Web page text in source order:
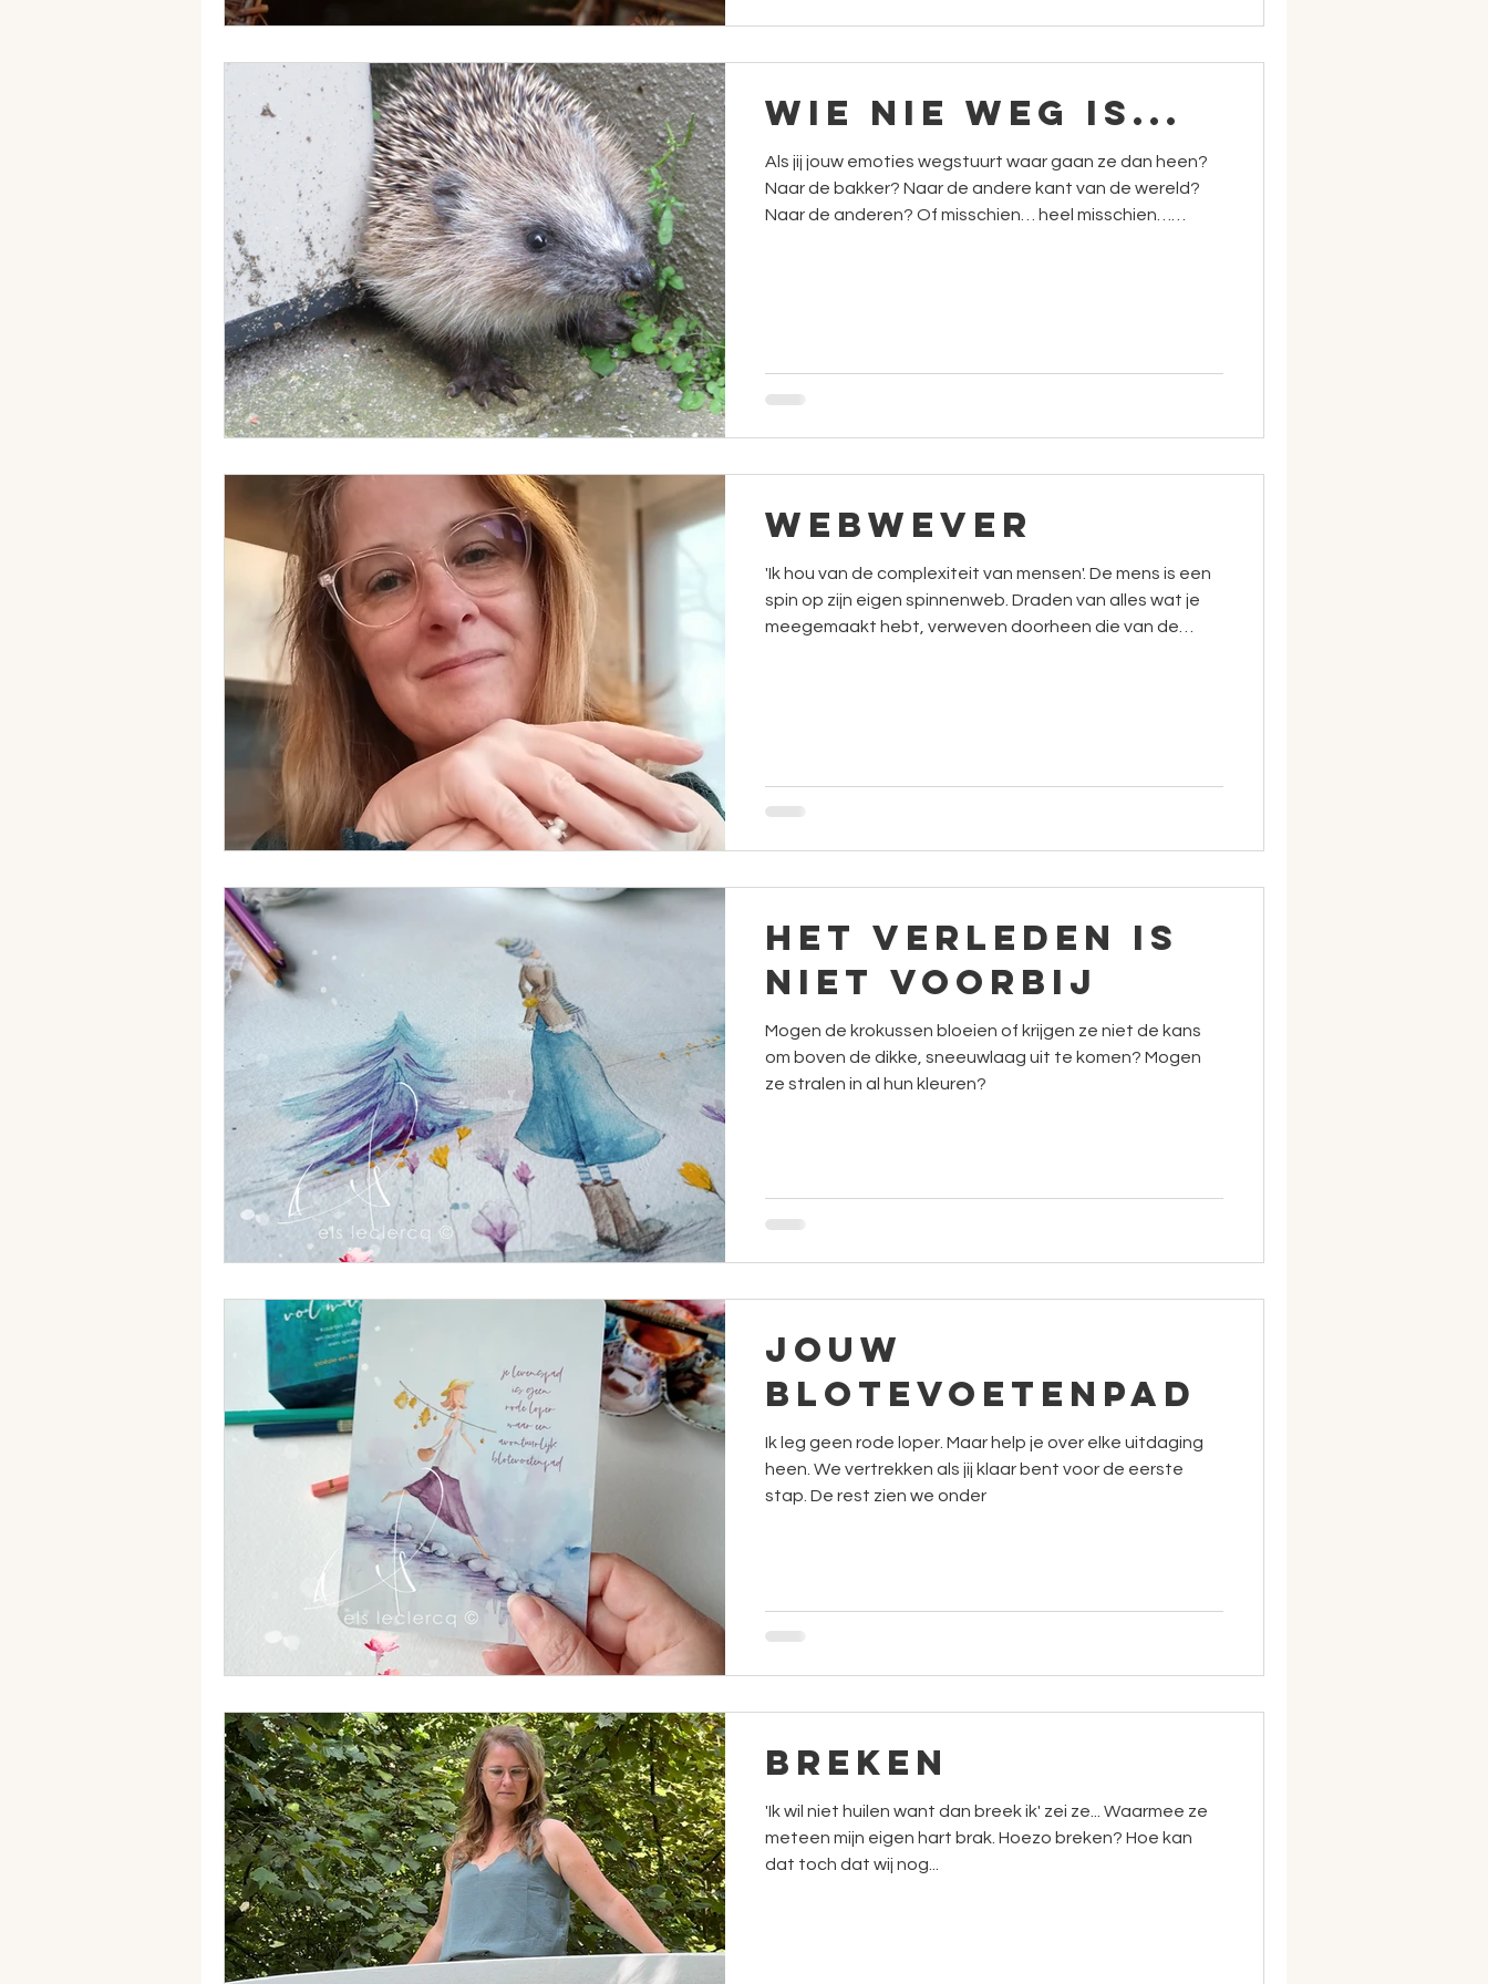
Wie nie weg is...
Als jij jouw emoties wegstuurt waar gaan ze dan heen?
Naar de bakker? Naar de andere kant van de wereld?
Naar de anderen? Of misschien… heel misschien…
WebWever
'Ik hou van de complexiteit van mensen'. De mens is een
spin op zijn eigen spinnenweb. Draden van alles wat je
meegemaakt hebt, verweven doorheen die van de
Het verleden is
niet voorbij
Mogen de krokussen bloeien of krijgen ze niet de kans
om boven de dikke, sneeuwlaag uit te komen? Mogen
ze stralen in al hun kleuren?
Jouw
blotevoetenpad
Ik leg geen rode loper. Maar help je over elke uitdaging
heen. We vertrekken als jij klaar bent voor de eerste
stap. De rest zien we onder
Breken
'Ik wil niet huilen want dan breek ik' zei ze... Waarmee ze
meteen mijn eigen hart brak. Hoezo breken? Hoe kan
dat toch dat wij nog...